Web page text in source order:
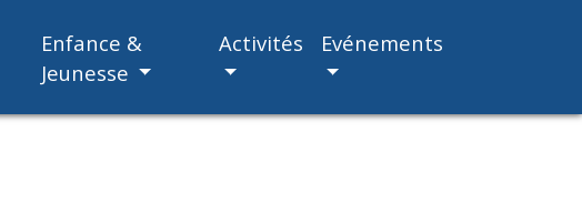
Enfance &
Jeunesse
Activités Evénements